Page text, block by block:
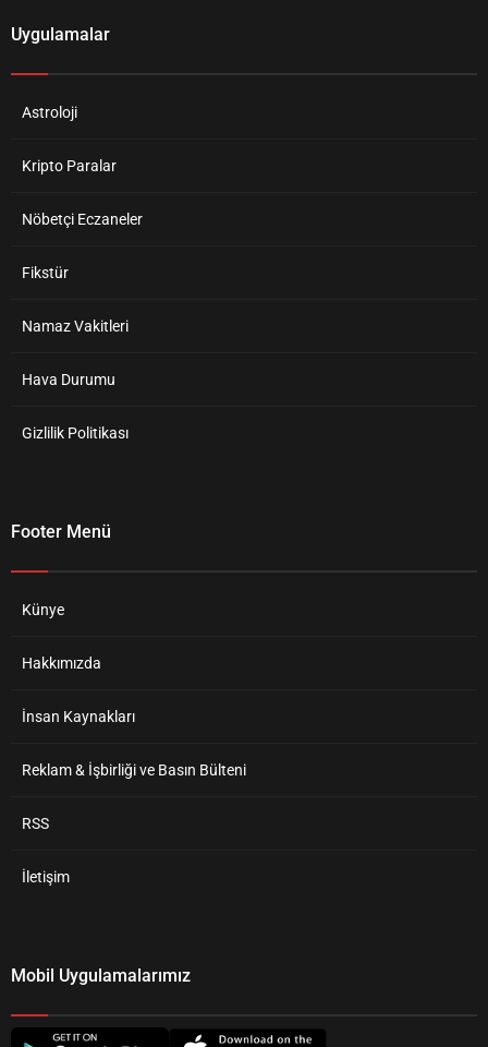
Uygulamalar
Astroloji
Kripto Paralar
Nöbetçi Eczaneler
Fikstür
Namaz Vakitleri
Hava Durumu
Gizlilik Politikası
Footer Menü
Künye
Hakkımızda
İnsan Kaynakları
Reklam & İşbirliği ve Basın Bülteni
RSS
İletişim
Mobil Uygulamalarımız